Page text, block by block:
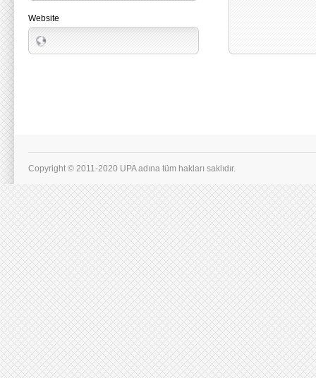
Website
Copyright © 2011-2020 UPA adına tüm hakları saklıdır.